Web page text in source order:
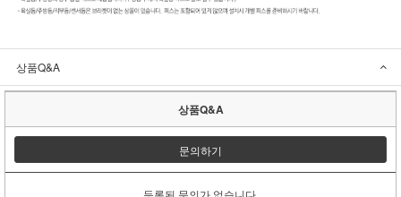
상품Q&A
상품Q&A
문의하기
등록된 문의가 없습니다.